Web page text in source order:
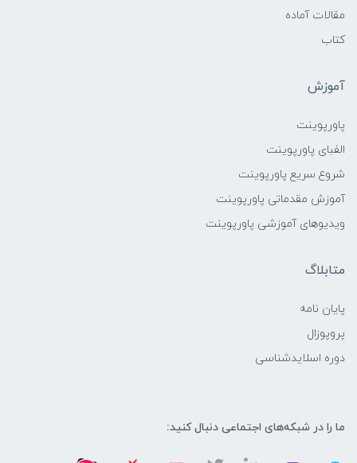
مقالات آماده
کتاب
آموزش
پاورپوینت
الفبای پاورپوینت
شروع سریع پاورپوینت
آموزش مقدماتی پاورپوینت
ویدیوهای آموزشی پاورپوینت
متابلاگ
پایان نامه
پروپوزال
دوره اسلایدشناسی
ما را در شبکه‌های اجتماعی دنبال کنید: